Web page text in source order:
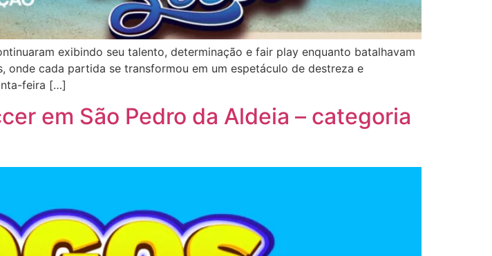
exibindo seu talento, determinação e fair play enquanto batalhavam
onde cada partida se transformou em um espetáculo de destreza e
feira […]
em São Pedro da Aldeia – categoria